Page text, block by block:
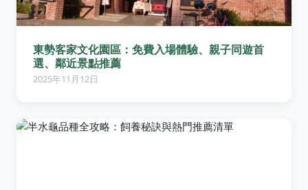
東勢客家文化園區：免費入場體驗、親子同遊首
選、鄰近景點推薦
2025年11月12日